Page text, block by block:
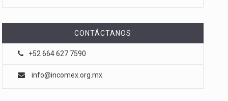
CONTÁCTANOS
+52 664 627 7590
info@incomex.org.mx